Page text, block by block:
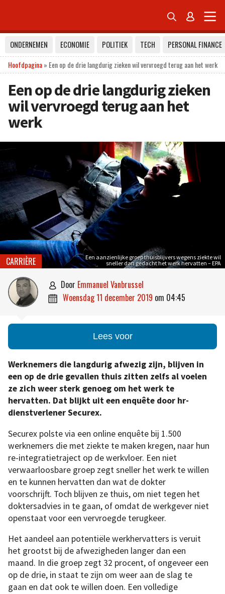
 
ONDERNEMEN ECONOMIE POLITIEK TECH
PERSONAL FINANCE
Hoofdpagina» Een op de drie langdurig zieken wil vervroegd terug aan het werk
Een op de drie langdurig zieken
wil vervroegd terug aan het
werk
Een aanzienlijke groep thuisblijvers wegens ziekte wil
sneller dan gedacht het werk hervatten – EPA
CARRIÈRE
 door Emmanuel Vanbrussel
 woensdag 11 december 2019 om 04:45
Lees voor
Werknemers die langdurig afwezig zijn, blijven in
een op de drie gevallen thuis zitten zelfs al voelen
ze zich weer sterk genoeg om het werk te
hervatten. Dat blijkt uit een enquête door hr-
dienstverlener Securex.
Securex polste via een online enquête bij 1.500
werknemers die met ziekte te maken kregen, naar hun
re-integratietraject op de werkvloer. Een niet
verwaarloosbare groep zegt sneller het werk te willen
en te kunnen hervatten dan wat de dokter
voorschrijft. Toch blijven ze thuis, om niet tegen het
doktersadvies in te gaan, of omdat de werkgever niet
openstaat voor een vervroegde terugkeer.
Het aandeel aan potentiële werkhervatters is veruit
het grootst bij de afwezigheden langer dan een
maand. In die groep zegt 32 procent, of ongeveer een
op de drie, in staat te zijn om weer aan de slag te
gaan en dat ook te willen doen. Een volledige